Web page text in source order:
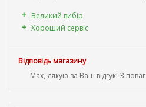
Великий вибір
Хороший сервіс
Відповідь магазину
Max, дякую за Ваш відгук! З